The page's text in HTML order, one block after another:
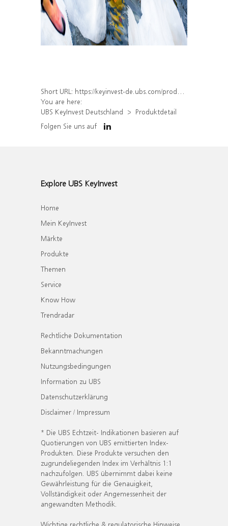
Short URL: https://keyinvest-de.ubs.com/produkt/detail/index/isin/DE000UQ9G4Q1
You are here:
UBS KeyInvest Deutschland
Produktdetail
Folgen Sie uns auf
Explore UBS KeyInvest
Home
Mein KeyInvest
Märkte
Produkte
Themen
Service
Know How
Trendradar
Rechtliche Dokumentation
Bekanntmachungen
Nutzungsbedingungen
Information zu UBS
Datenschutzerklärung
Disclaimer / Impressum
* Die UBS Echtzeit- Indikationen basieren auf
Quotierungen von UBS emittierten Index-
Produkten. Diese Produkte versuchen den
zugrundeliegenden Index im Verhältnis 1:1
nachzufolgen. UBS übernimmt dabei keine
Gewährleistung für die Genauigkeit,
Vollständigkeit oder Angemessenheit der
angewandten Methodik.